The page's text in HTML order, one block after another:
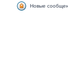
Новые